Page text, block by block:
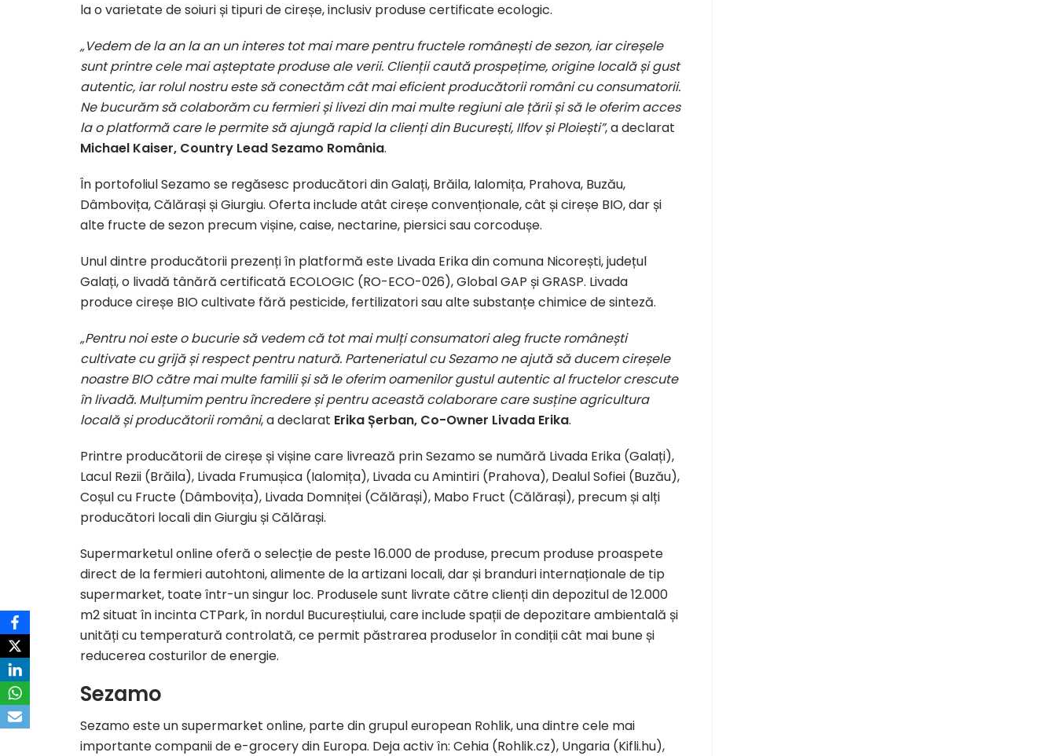
la o varietate de soiuri și tipuri de cireșe, inclusiv produse certificate ecologic.
„Vedem de la an la an un interes tot mai mare pentru fructele românești de sezon, iar cireșele
sunt printre cele mai așteptate produse ale verii. Clienții caută prospețime, origine locală și gust
autentic, iar rolul nostru este să conectăm cât mai eficient producătorii români cu consumatorii.
Ne bucurăm să colaborăm cu fermieri și livezi din mai multe regiuni ale țării și să le oferim acces
la o platformă care le permite să ajungă rapid la clienți din București, Ilfov și Ploiești”, a declarat
Michael Kaiser, Country Lead Sezamo România.
În portofoliul Sezamo se regăsesc producători din Galați, Brăila, Ialomița, Prahova, Buzău,
Dâmbovița, Călărași și Giurgiu. Oferta include atât cireșe convenționale, cât și cireșe BIO, dar și
alte fructe de sezon precum vișine, caise, nectarine, piersici sau corcodușe.
Unul dintre producătorii prezenți în platformă este Livada Erika din comuna Nicorești, județul
Galați, o livadă tânără certificată ECOLOGIC (RO-ECO-026), Global GAP și GRASP. Livada
produce cireșe BIO cultivate fără pesticide, fertilizatori sau alte substanțe chimice de sinteză.
„Pentru noi este o bucurie să vedem că tot mai mulți consumatori aleg fructe românești
cultivate cu grijă și respect pentru natură. Parteneriatul cu Sezamo ne ajută să ducem cireșele
noastre BIO către mai multe familii și să le oferim oamenilor gustul autentic al fructelor crescute
în livadă. Mulțumim pentru încredere și pentru această colaborare care susține agricultura
locală și producătorii români, a declarat Erika Șerban, Co-Owner Livada Erika.
Printre producătorii de cireșe și vișine care livrează prin Sezamo se numără Livada Erika (Galați),
Lacul Rezii (Brăila), Livada Frumușica (Ialomița), Livada cu Amintiri (Prahova), Dealul Sofiei (Buzău),
Coșul cu Fructe (Dâmbovița), Livada Domniței (Călărași), Mabo Fruct (Călărași), precum și alți
producători locali din Giurgiu și Călărași.
Supermarketul online oferă o selecție de peste 16.000 de produse, precum produse proaspete
direct de la fermieri autohtoni, alimente de la artizani locali, dar și branduri internaționale de tip
supermarket, toate într-un singur loc. Produsele sunt livrate către clienți din depozitul de 12.000
m2 situat în incinta CTPark, în nordul Bucureștiului, care include spații de depozitare ambientală și
unități cu temperatură controlată, ce permit păstrarea produselor în condiții cât mai bune și
reducerea costurilor de energie.
Sezamo
Sezamo este un supermarket online, parte din grupul european Rohlik, una dintre cele mai
importante companii de e-grocery din Europa. Deja activ în: Cehia (Rohlik.cz), Ungaria (Kifli.hu),